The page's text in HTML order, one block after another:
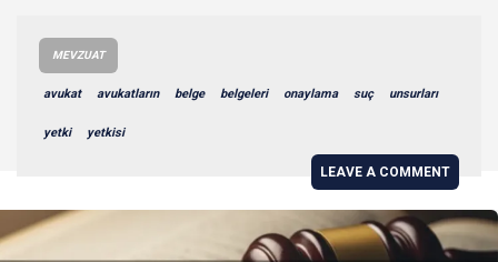
MEVZUAT
avukat avukatların belge belgeleri onaylama suç unsurları
yetki yetkisi
LEAVE A COMMENT